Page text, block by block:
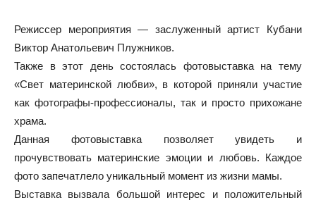
Режиссер мероприятия — заслуженный артист Кубани
Виктор Анатольевич Плужников.
Также в этот день состоялась фотовыставка на тему
«Свет материнской любви», в которой приняли участие
как фотографы-профессионалы, так и просто прихожане
храма.
Данная фотовыставка позволяет увидеть и
прочувствовать материнские эмоции и любовь. Каждое
фото запечатлело уникальный момент из жизни мамы.
Выставка вызвала большой интерес и положительный